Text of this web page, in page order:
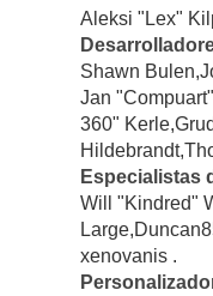
Aleksi "Lex"
Shawn
Jan
360"
Especialistas
Will "Kindred"
xenovanis .